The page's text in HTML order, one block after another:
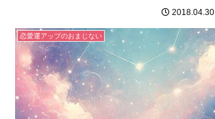
2018.04.30
恋愛運アップのおまじない